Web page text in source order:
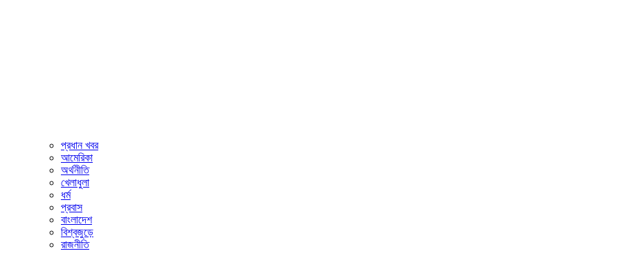
প্রধান খবর
আমেরিকা
অর্থনীতি
খেলাধুলা
ধর্ম
প্রবাস
বাংলাদেশ
বিশ্বজুড়ে
রাজনীতি